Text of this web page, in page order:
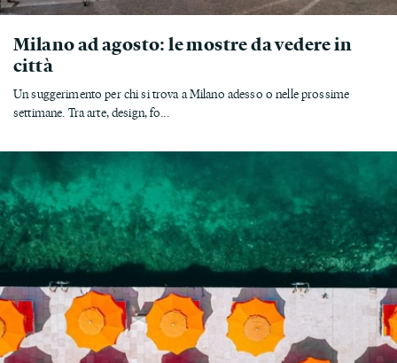
Milano ad agosto: le mostre da vedere in
città
Un suggerimento per chi si trova a Milano adesso o nelle prossime
settimane. Tra arte, design, fo...